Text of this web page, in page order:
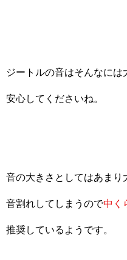
ジートルの音はそんなには
安心してくださいね。
音の大きさとしてはあまり
音割れしてしまうので中く
推奨しているようです。